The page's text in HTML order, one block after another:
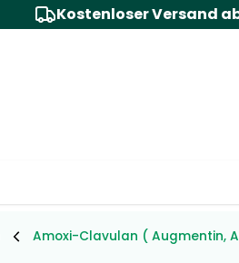
Kostenloser Versand
Amoxi-Clavulan ( Augmentin,